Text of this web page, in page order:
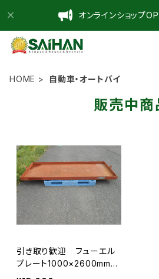
オンラインショップ
HOME 自動車・オートバイ
販売中商
引き取り歓迎 フューエル
プレート1000×2600mm
高：100ｍｍ 燃料 緩衝